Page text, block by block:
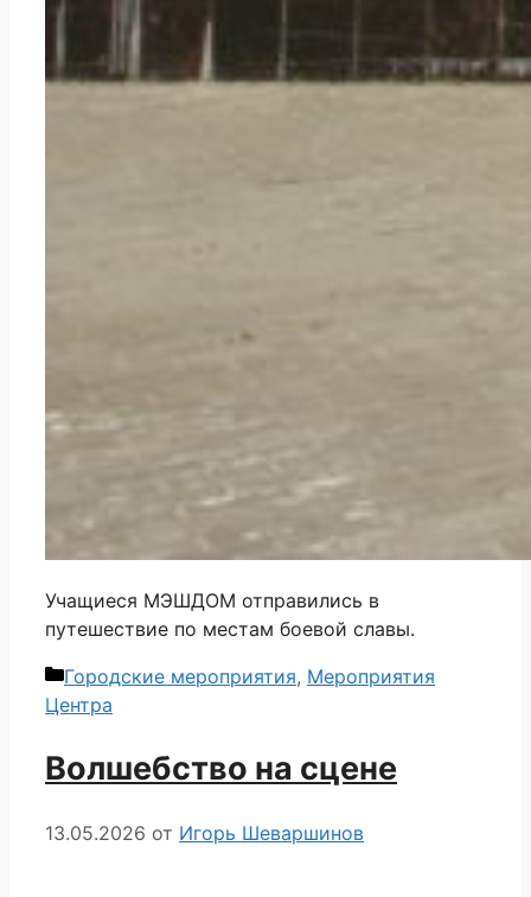
Учащиеся МЭШДОМ отправились в
путешествие по местам боевой славы.
Рубрики
Городские мероприятия, Мероприятия
Центра
Волшебство на сцене
13.05.2026 от Игорь Шеваршинов